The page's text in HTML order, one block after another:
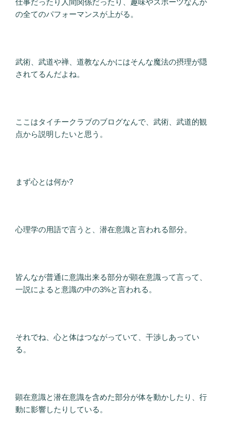
の全てのパフォーマンスが上がる。
武術、武道や禅、道教なんかにはそんな魔法の摂理が隠
されてるんだよね。
ここはタイチークラブのブログなんで、武術、武道的観
点から説明したいと思う。
まず心とは何か?
心理学の用語で言うと、潜在意識と言われる部分。
皆んなが普通に意識出来る部分が顕在意識って言って、
一説によると意識の中の3%と言われる。
それでね、心と体はつながっていて、干渉しあってい
る。
顕在意識と潜在意識を含めた部分が体を動かしたり、行
動に影響したりしている。